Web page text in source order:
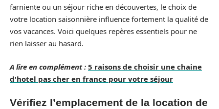
farniente ou un séjour riche en découvertes, le choix de
votre location saisonnière influence fortement la qualité de
vos vacances. Voici quelques repères essentiels pour ne
rien laisser au hasard.
A lire en complément : 5 raisons de choisir une chaine
d'hotel pas cher en france pour votre séjour
Vérifiez l’emplacement de la location de